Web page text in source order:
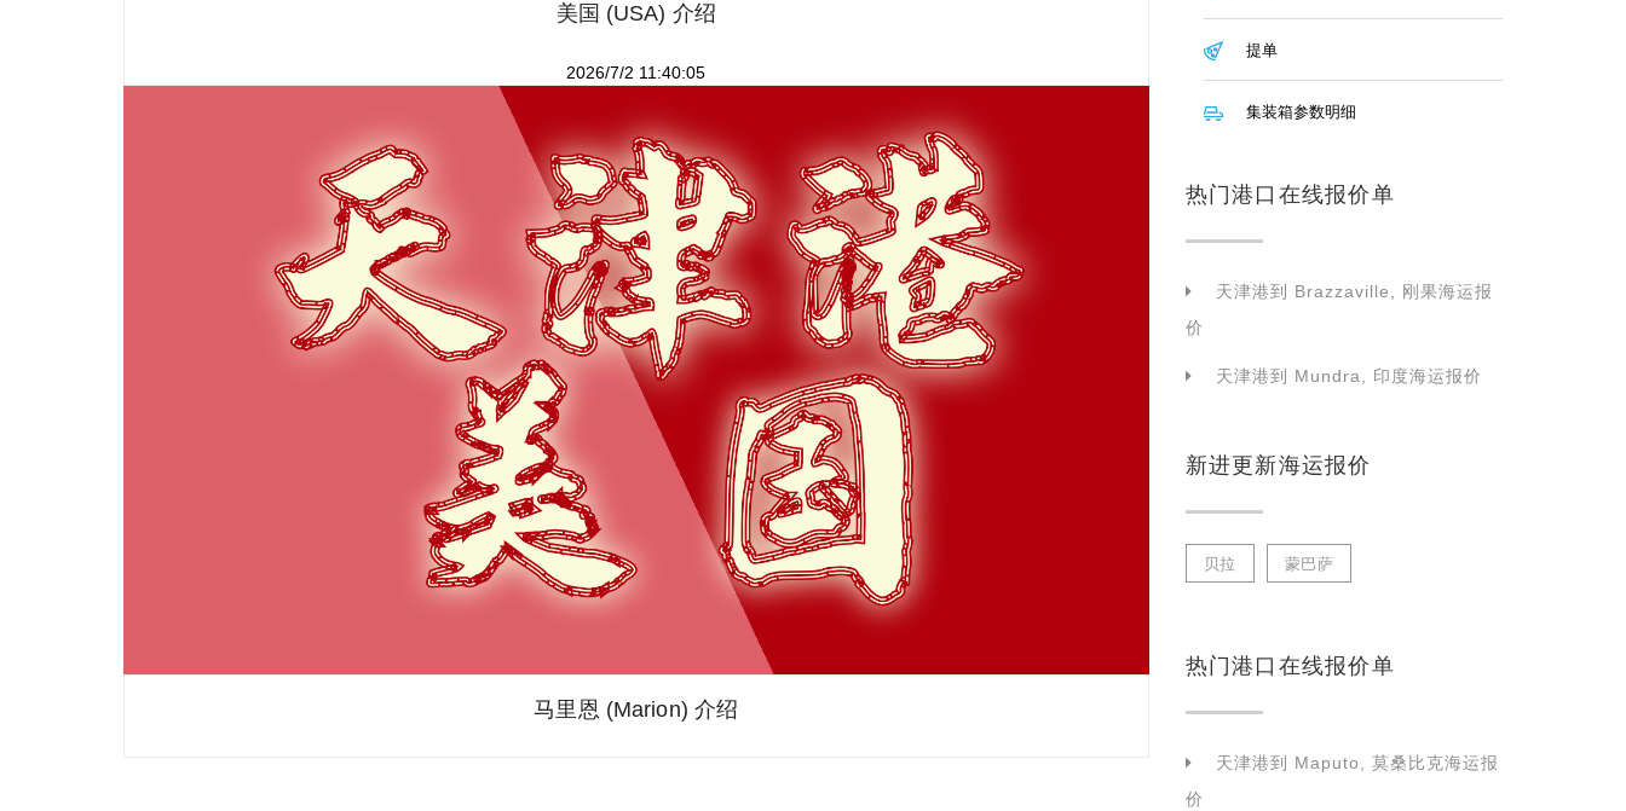
美国 (USA) 介绍
2026/7/2 11:40:05
马里恩 (Marion) 介绍
提单
集装箱参数明细
热门港口在线报价单
天津港到 Brazzaville, 刚果海运报
价
天津港到 Mundra, 印度海运报价
新进更新海运报价
贝拉 蒙巴萨
热门港口在线报价单
天津港到 Maputo, 莫桑比克海运报
价